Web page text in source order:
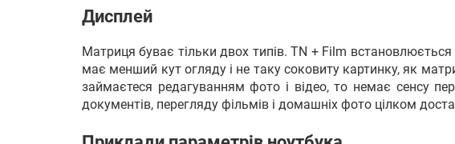
Дисплей
Матриця буває тільки двох типів. TN + Film
має менший кут огляду і не таку соковиту картинку, як
займаєтеся редагуванням фото і відео, то немає сенсу
документів, перегляду фільмів і домашніх фото цілком